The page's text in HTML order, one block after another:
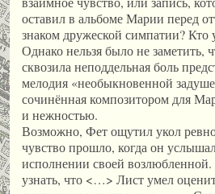
оставил в альбоме Марии перед
знаком дружеской симпатии? Кто
Однако нельзя было не заметить,
сквозила неподдельная боль
мелодия «необыкновенной
сочинённая композитором для
и нежностью.
Возможно, Фет ощутил укол
чувство прошло, когда он
исполнении своей
узнать, что <…> Лист умел